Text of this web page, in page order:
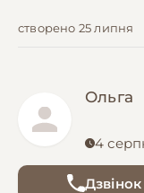
створено 25 липня
Ольга
4
Дзвінок